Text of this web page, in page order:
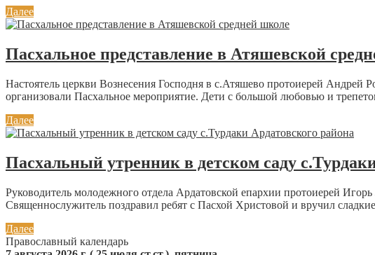
Далее
Пасхальное представление в Атяшевской
Настоятель церкви Вознесения Господня в с.Атяшево протоиер­ей
организовали Пасхальное мероприятие. Дети с большой любовью и
Далее
Пасхальный утренник в детском саду
Руководитель молодежного отдела Ардатовской епархии протоиерей
Священнослужитель поздравил ребят с Пасхой Христовой и вручил
Далее
Православный календарь